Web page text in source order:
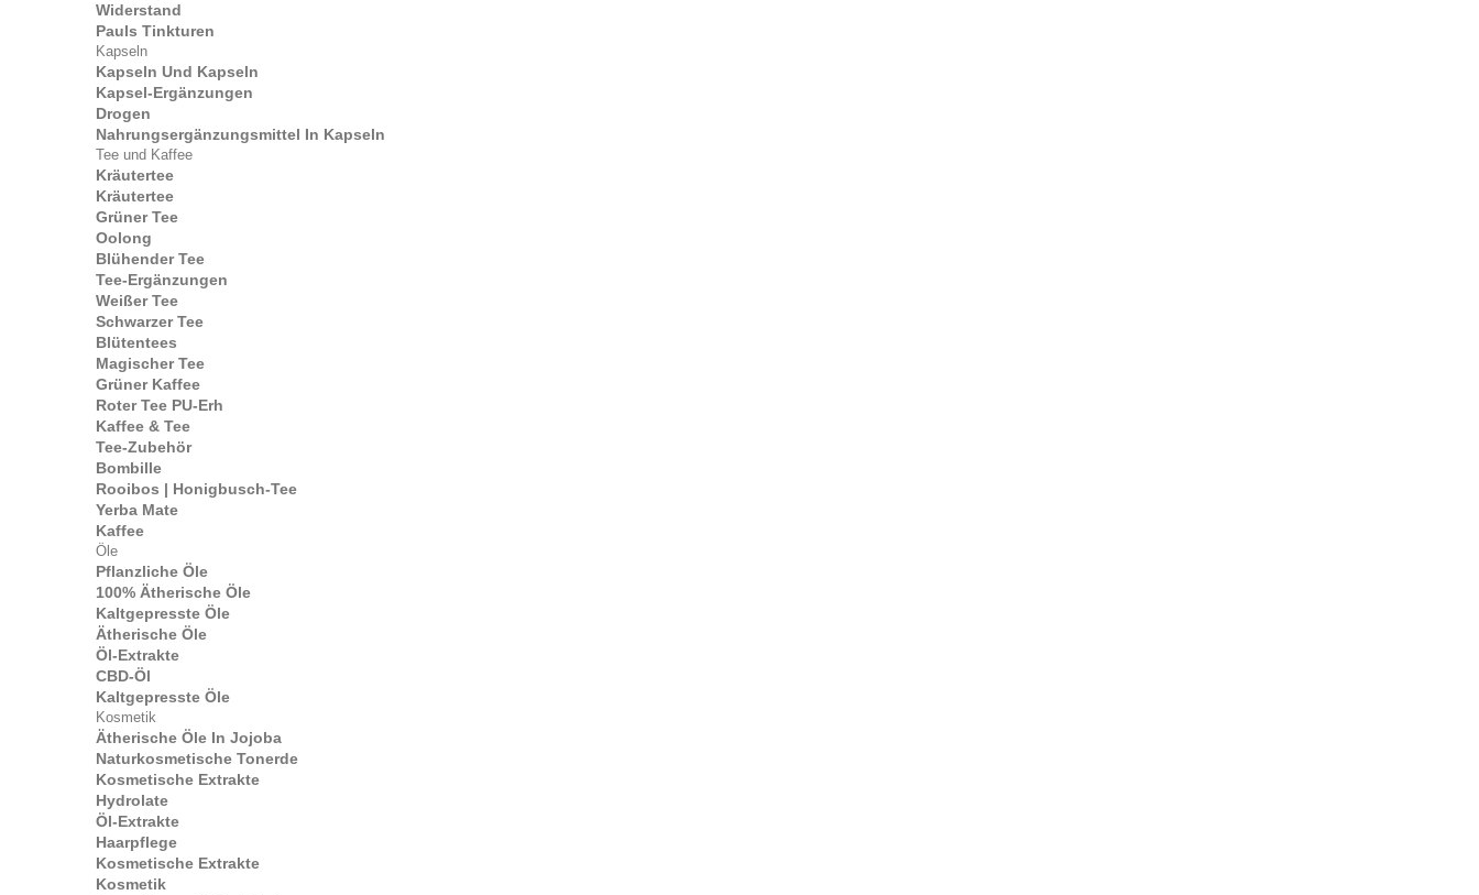
Widerstand
Pauls Tinkturen
Kapseln
Kapseln Und Kapseln
Kapsel-Ergänzungen
Drogen
Nahrungsergänzungsmittel In Kapseln
Tee und Kaffee
Kräutertee
Kräutertee
Grüner Tee
Oolong
Blühender Tee
Tee-Ergänzungen
Weißer Tee
Schwarzer Tee
Blütentees
Magischer Tee
Grüner Kaffee
Roter Tee PU-Erh
Kaffee & Tee
Tee-Zubehör
Bombille
Rooibos | Honigbusch-Tee
Yerba Mate
Kaffee
Öle
Pflanzliche Öle
100% Ätherische Öle
Kaltgepresste Öle
Ätherische Öle
Öl-Extrakte
CBD-Öl
Kaltgepresste Öle
Kosmetik
Ätherische Öle In Jojoba
Naturkosmetische Tonerde
Kosmetische Extrakte
Hydrolate
Öl-Extrakte
Haarpflege
Kosmetische Extrakte
Kosmetik